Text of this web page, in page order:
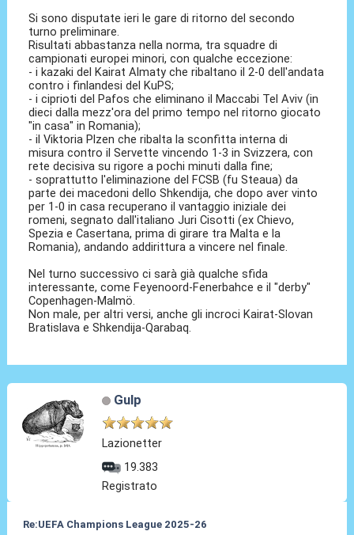
Si sono disputate ieri le gare di ritorno del secondo
turno preliminare.
Risultati abbastanza nella norma, tra squadre di
campionati europei minori, con qualche eccezione:
- i kazaki del Kairat Almaty che ribaltano il 2-0 dell'andata
contro i finlandesi del KuPS;
- i ciprioti del Pafos che eliminano il Maccabi Tel Aviv (in
dieci dalla mezz'ora del primo tempo nel ritorno giocato
"in casa" in Romania);
- il Viktoria Plzen che ribalta la sconfitta interna di
misura contro il Servette vincendo 1-3 in Svizzera, con
rete decisiva su rigore a pochi minuti dalla fine;
- soprattutto l'eliminazione del FCSB (fu Steaua) da
parte dei macedoni dello Shkendija, che dopo aver vinto
per 1-0 in casa recuperano il vantaggio iniziale dei
romeni, segnato dall'italiano Juri Cisotti (ex Chievo,
Spezia e Casertana, prima di girare tra Malta e la
Romania), andando addirittura a vincere nel finale.
Nel turno successivo ci sarà già qualche sfida
interessante, come Feyenoord-Fenerbahce e il "derby"
Copenhagen-Malmö.
Non male, per altri versi, anche gli incroci Kairat-Slovan
Bratislava e Shkendija-Qarabaq.
Gulp
Lazionetter
19.383
Registrato
Re:UEFA Champions League 2025-26